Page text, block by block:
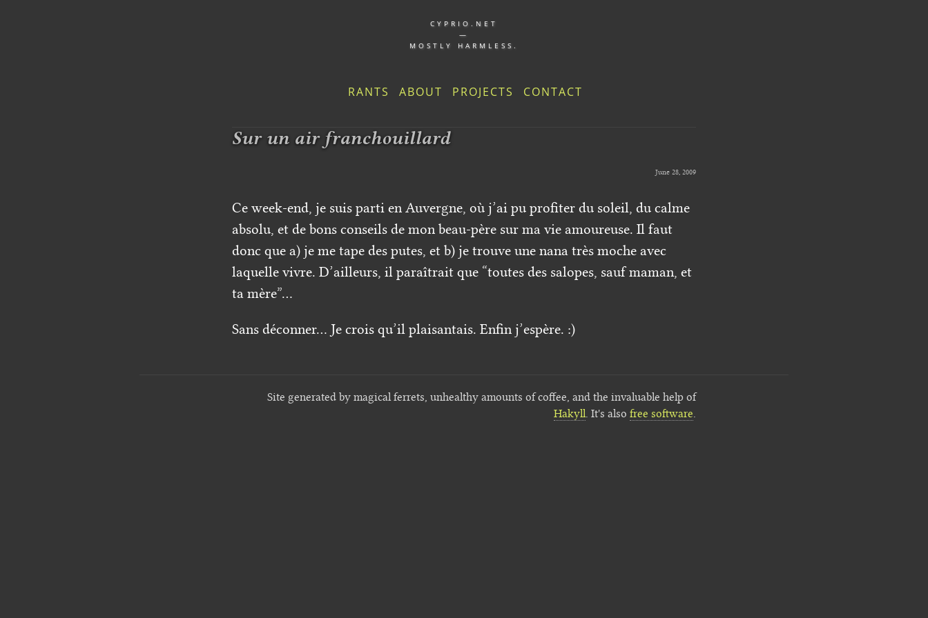
CYPRIO.NET
—
MOSTLY HARMLESS.
RANTS ABOUT PROJECTS CONTACT
Sur un air franchouillard
June 28, 2009
Ce week-end, je suis parti en Auvergne, où j’ai pu profiter du soleil, du calme
absolu, et de bons conseils de mon beau-père sur ma vie amoureuse. Il faut
donc que a) je me tape des putes, et b) je trouve une nana très moche avec
laquelle vivre. D’ailleurs, il paraîtrait que “toutes des salopes, sauf maman, et
ta mère”…
Sans déconner… Je crois qu’il plaisantais. Enfin j’espère. :)
Site generated by magical ferrets, unhealthy amounts of coffee, and the invaluable help of
Hakyll . It's also free software